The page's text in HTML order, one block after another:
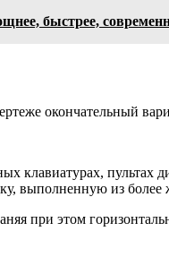
быстрее,
окончательный
клавиатурах, пультах
выполненную из более
при этом